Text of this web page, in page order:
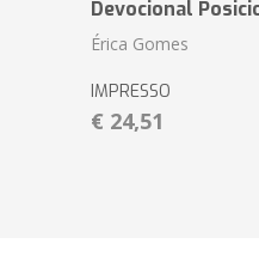
Devocional
Érica Gomes
IMPRESSO
€ 24,51